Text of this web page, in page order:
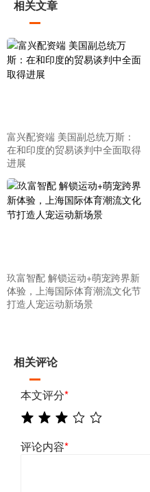
相关文章
富兴配资端 美国副总统万斯：
在和印度的贸易谈判中全面取得
进展
玖富智配 解锁运动+萌宠跨界新
体验，上海国际体育潮流文化节
打造人宠运动新场景
相关评论
本文评分*
评论内容*